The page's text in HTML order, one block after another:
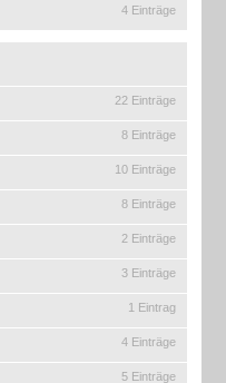
4 Einträge
22 Einträge
8 Einträge
10 Einträge
8 Einträge
2 Einträge
3 Einträge
1 Eintrag
4 Einträge
5 Einträge